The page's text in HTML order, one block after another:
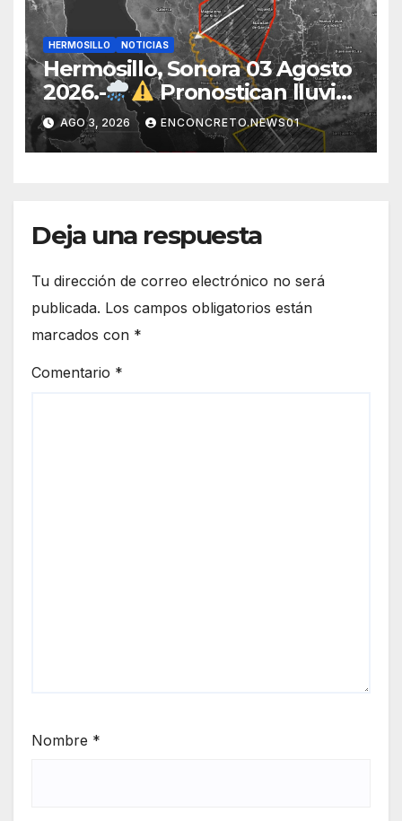
HERMOSILLO NOTICIAS
Hermosillo, Sonora 03 Agosto
2026.-
Pronostican lluvias
para Hermosillo esta noche;
norte de Sonora registra
mayor potencial de
AGO 3, 2026 ENCONCRETO.NEWS01
Deja una respuesta
Tu dirección de correo electrónico no será
publicada. Los campos obligatorios están
marcados con *
Comentario *
Nombre *